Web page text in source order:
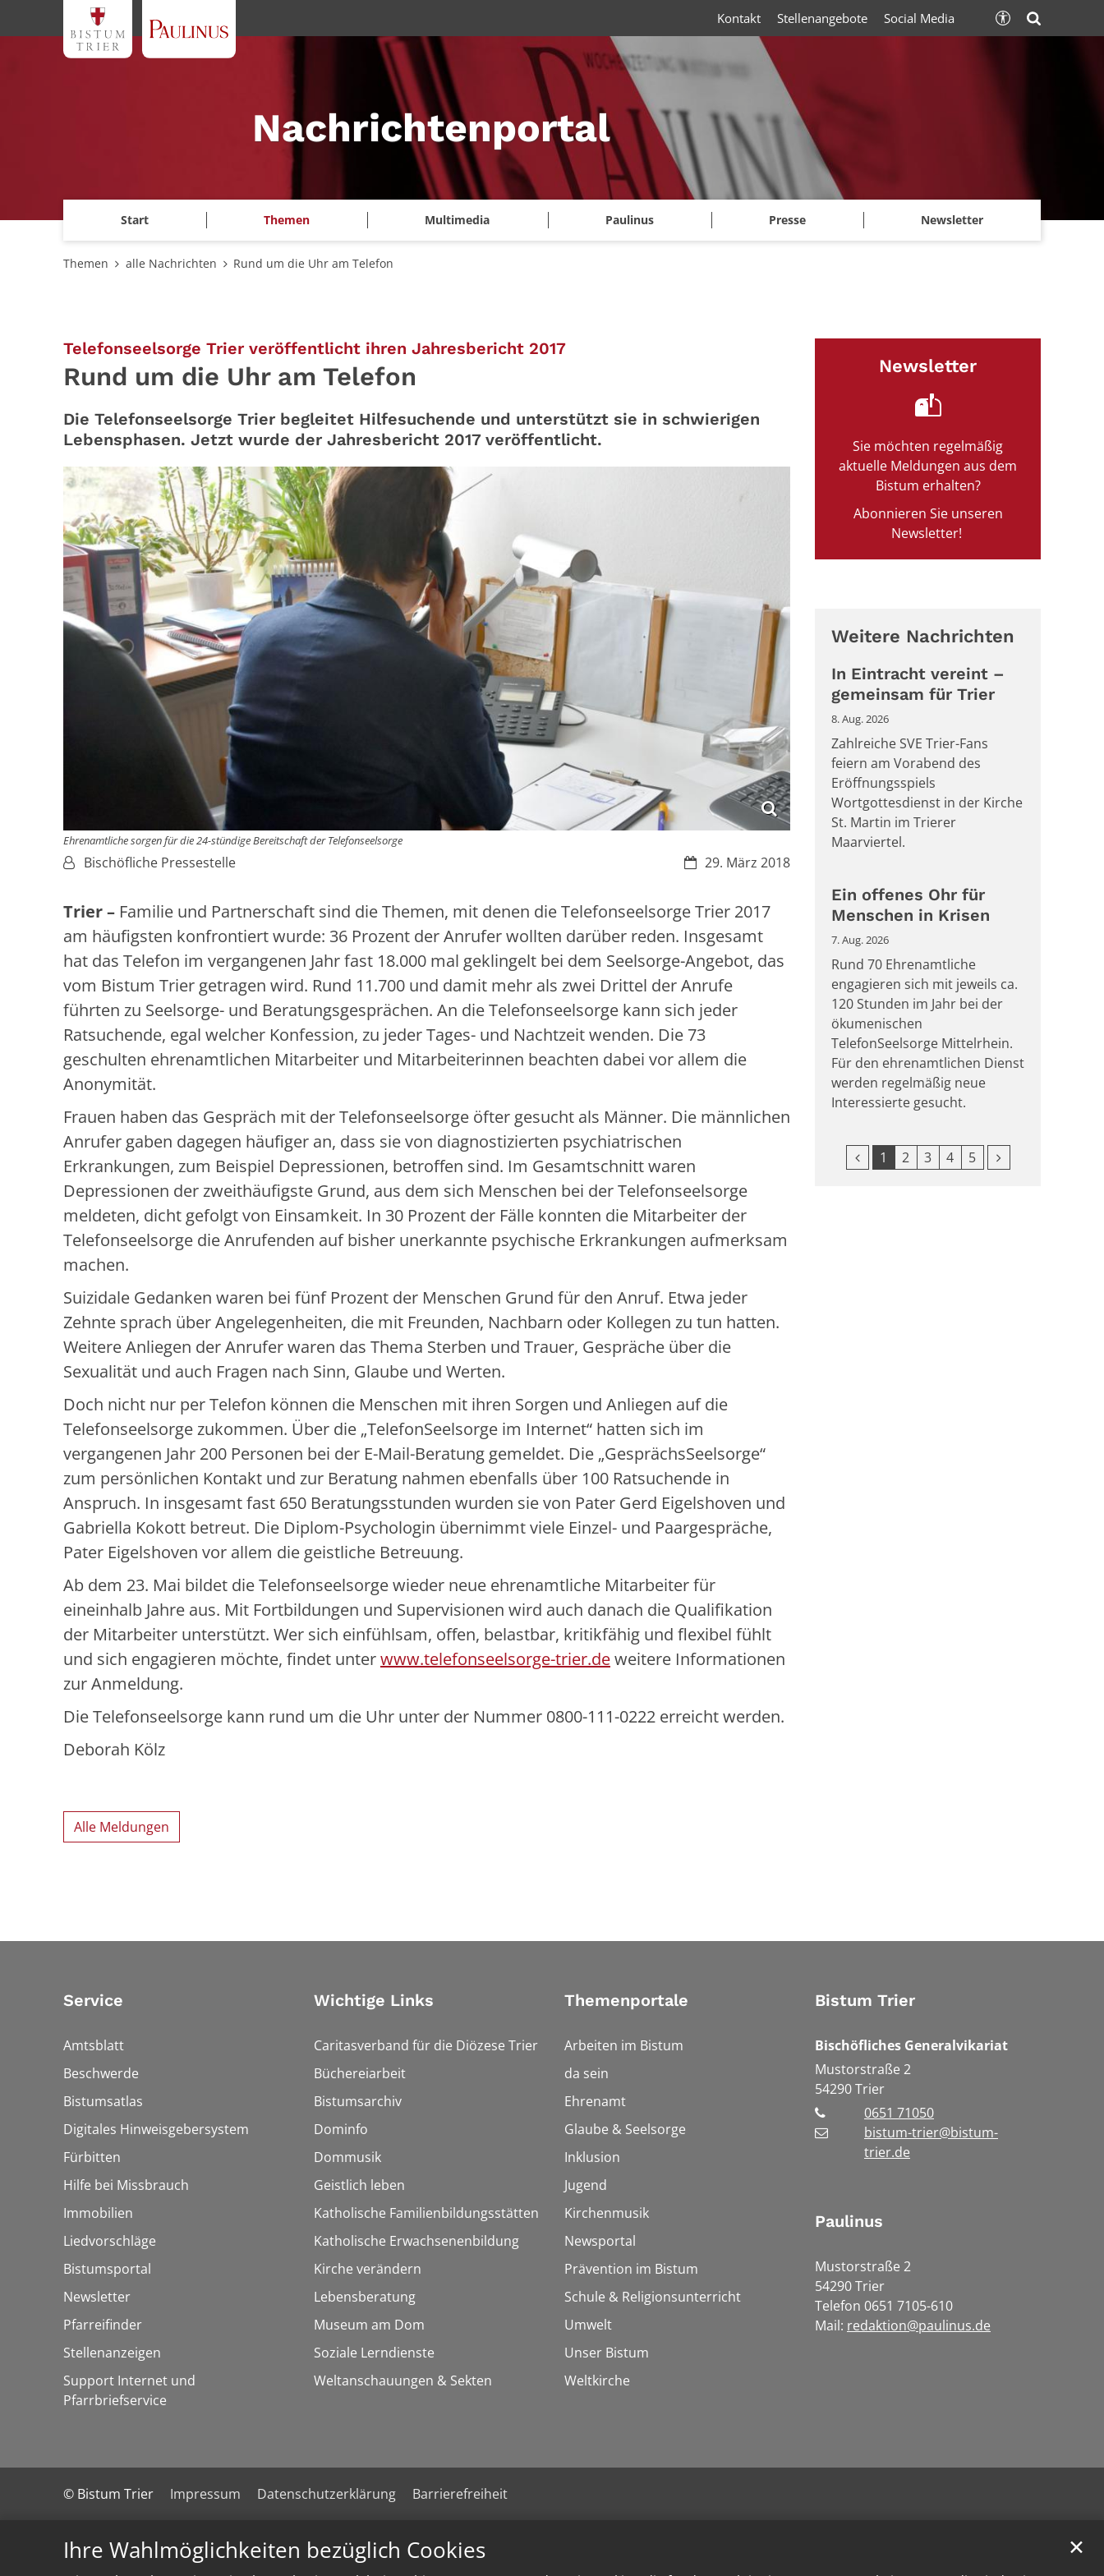
Ihre Wahlmöglichkeiten bezüglich Cookies ✕
Zum Inhalt springen
Nachrichtenportal
Start Themen Multimedia Paulinus Presse Newsletter
Kontakt Stellenangebote Social Media
Themen alle Nachrichten Rund um die Uhr am Telefon
Telefonseelsorge Trier veröffentlicht ihren Jahresbericht 2017:
Rund um die Uhr am Telefon
Die Telefonseelsorge Trier begleitet Hilfesuchende und unterstützt sie in schwierigen
Lebensphasen. Jetzt wurde der Jahresbericht 2017 veröffentlicht.
Ehrenamtliche sorgen für die 24-stündige Bereitschaft der Telefonseelsorge
Datum:
29. März 2018
Von:Bischöfliche Pressestelle
Trier – Familie und Partnerschaft sind die Themen, mit denen die Telefonseelsorge Trier 2017
am häufigsten konfrontiert wurde: 36 Prozent der Anrufer wollten darüber reden. Insgesamt
hat das Telefon im vergangenen Jahr fast 18.000 mal geklingelt bei dem Seelsorge-Angebot, das
vom Bistum Trier getragen wird. Rund 11.700 und damit mehr als zwei Drittel der Anrufe
führten zu Seelsorge- und Beratungsgesprächen. An die Telefonseelsorge kann sich jeder
Ratsuchende, egal welcher Konfession, zu jeder Tages- und Nachtzeit wenden. Die 73
geschulten ehrenamtlichen Mitarbeiter und Mitarbeiterinnen beachten dabei vor allem die
Anonymität.
Frauen haben das Gespräch mit der Telefonseelsorge öfter gesucht als Männer. Die männlichen
Anrufer gaben dagegen häufiger an, dass sie von diagnostizierten psychiatrischen
Erkrankungen, zum Beispiel Depressionen, betroffen sind. Im Gesamtschnitt waren
Depressionen der zweithäufigste Grund, aus dem sich Menschen bei der Telefonseelsorge
meldeten, dicht gefolgt von Einsamkeit. In 30 Prozent der Fälle konnten die Mitarbeiter der
Telefonseelsorge die Anrufenden auf bisher unerkannte psychische Erkrankungen aufmerksam
machen.
Suizidale Gedanken waren bei fünf Prozent der Menschen Grund für den Anruf. Etwa jeder
Zehnte sprach über Angelegenheiten, die mit Freunden, Nachbarn oder Kollegen zu tun hatten.
Weitere Anliegen der Anrufer waren das Thema Sterben und Trauer, Gespräche über die
Sexualität und auch Fragen nach Sinn, Glaube und Werten.
Doch nicht nur per Telefon können die Menschen mit ihren Sorgen und Anliegen auf die
Telefonseelsorge zukommen. Über die „TelefonSeelsorge im Internet“ hatten sich im
vergangenen Jahr 200 Personen bei der E-Mail-Beratung gemeldet. Die „GesprächsSeelsorge“
zum persönlichen Kontakt und zur Beratung nahmen ebenfalls über 100 Ratsuchende in
Anspruch. In insgesamt fast 650 Beratungsstunden wurden sie von Pater Gerd Eigelshoven und
Gabriella Kokott betreut. Die Diplom-Psychologin übernimmt viele Einzel- und Paargespräche,
Pater Eigelshoven vor allem die geistliche Betreuung.
Ab dem 23. Mai bildet die Telefonseelsorge wieder neue ehrenamtliche Mitarbeiter für
eineinhalb Jahre aus. Mit Fortbildungen und Supervisionen wird auch danach die Qualifikation
der Mitarbeiter unterstützt. Wer sich einfühlsam, offen, belastbar, kritikfähig und flexibel fühlt
und sich engagieren möchte, findet unterwww.telefonseelsorge-trier.deweitere Informationen
zur Anmeldung.
Die Telefonseelsorge kann rund um die Uhr unter der Nummer 0800-111-0222 erreicht werden.
Deborah Kölz
Alle Meldungen
Newsletter
Sie möchten regelmäßig
aktuelle Meldungen aus dem
Bistum erhalten?
Abonnieren Sie unseren
Newsletter!
Weitere Nachrichten
In Eintracht vereint –
gemeinsam für Trier
8. Aug. 2026
Zahlreiche SVE Trier-Fans
feiern am Vorabend des
Eröffnungsspiels
Wortgottesdienst in der Kirche
St. Martin im Trierer
Maarviertel.
Ein offenes Ohr für
Menschen in Krisen
7. Aug. 2026
Rund 70 Ehrenamtliche
engagieren sich mit jeweils ca.
120 Stunden im Jahr bei der
ökumenischen
TelefonSeelsorge Mittelrhein.
Für den ehrenamtlichen Dienst
werden regelmäßig neue
Interessierte gesucht.
Vorherige Seite
1 2 3 4 5 Nächste Seite
Service
Amtsblatt
Beschwerde
Bistumsatlas
Digitales Hinweisgebersystem
Fürbitten
Hilfe bei Missbrauch
Immobilien
Liedvorschläge
Bistumsportal
Newsletter
Pfarreifinder
Stellenanzeigen
Support Internet und
Pfarrbriefservice
Wichtige Links
Caritasverband für die Diözese Trier
Büchereiarbeit
Bistumsarchiv
Dominfo
Dommusik
Geistlich leben
Katholische Familienbildungsstätten
Katholische Erwachsenenbildung
Kirche verändern
Lebensberatung
Museum am Dom
Soziale Lerndienste
Weltanschauungen & Sekten
Themenportale
Arbeiten im Bistum
da sein
Ehrenamt
Glaube & Seelsorge
Inklusion
Jugend
Kirchenmusik
Newsportal
Prävention im Bistum
Schule & Religionsunterricht
Umwelt
Unser Bistum
Weltkirche
Bistum Trier
Bischöfliches Generalvikariat
Mustorstraße 2
54290Trier
0651 71050
bistum-trier@bistum-
trier.de
Paulinus
Mustorstraße 2
54290 Trier
Telefon 0651 7105-610
Mail: redaktion@paulinus.de
© Bistum Trier Impressum Datenschutzerklärung Barrierefreiheit